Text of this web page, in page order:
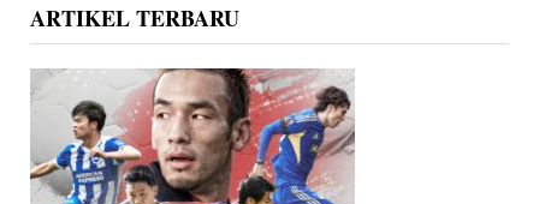
ARTIKEL TERBARU